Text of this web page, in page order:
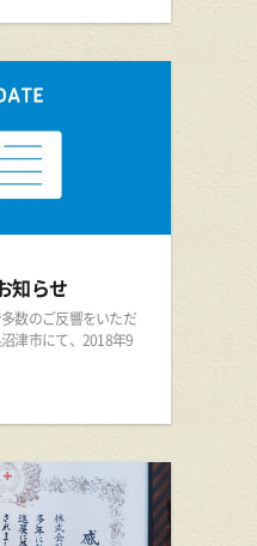
知らせ
数のご反響をいただ
津市にて、2018年9